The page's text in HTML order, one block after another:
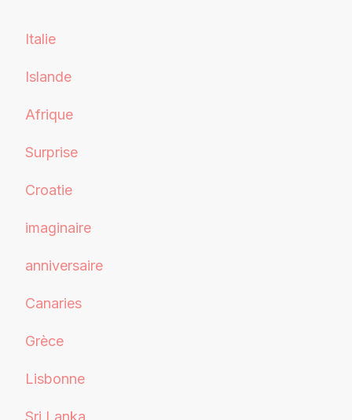
Italie
Islande
Afrique
Surprise
Croatie
imaginaire
anniversaire
Canaries
Grèce
Lisbonne
Sri Lanka